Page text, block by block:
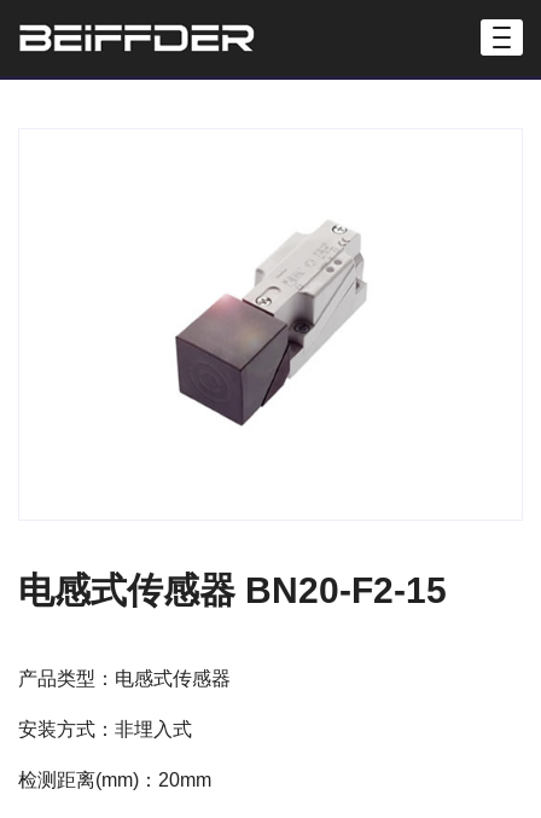
电感式传感器 BN20-F2-15
产品类型：电感式传感器
安装方式：非埋入式
检测距离(mm)：20mm